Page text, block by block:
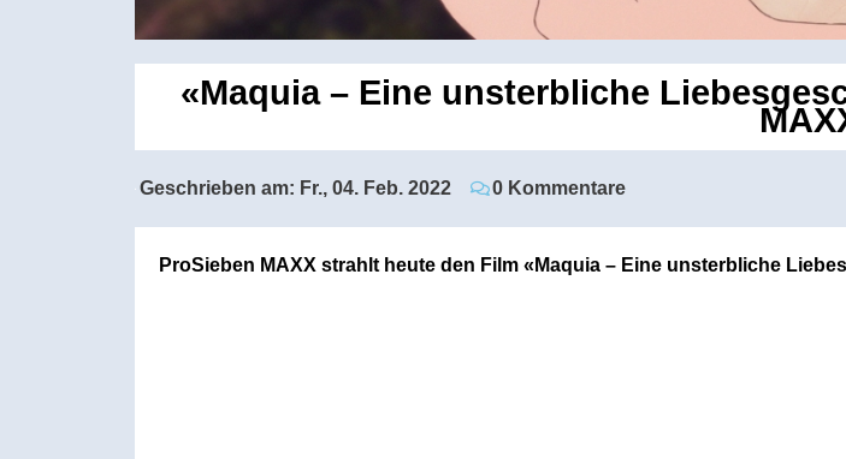
«Maquia – Eine unsterbliche
Geschrieben am: Fr., 04. Feb. 2022 0 Kommentare
ProSieben MAXX strahlt heute den Film «Maquia – Eine unsterbliche